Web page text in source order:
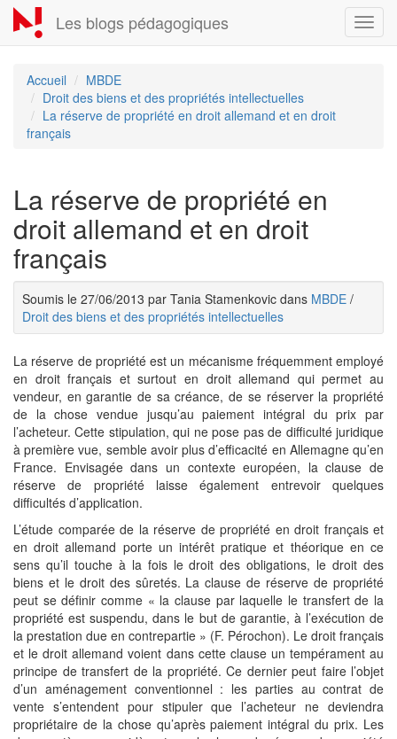
Aller
au
contenu
Les blogs pédagogiques
Accueil
MBDE
Droit des biens et des propriétés intellectuelles
La réserve de propriété en droit allemand et en droit
français
La réserve de propriété en
droit allemand et en droit
français
Soumis le 27/06/2013 par Tania Stamenkovic dans MBDE /
Droit des biens et des propriétés intellectuelles
La réserve de propriété est un mécanisme fréquemment employé
en droit français et surtout en droit allemand qui permet au
vendeur, en garantie de sa créance, de se réserver la propriété
de la chose vendue jusqu’au paiement intégral du prix par
l’acheteur. Cette stipulation, qui ne pose pas de difficulté juridique
à première vue, semble avoir plus d’efficacité en Allemagne qu’en
France. Envisagée dans un contexte européen, la clause de
réserve de propriété laisse également entrevoir quelques
difficultés d’application.
L’étude comparée de la réserve de propriété en droit français et
en droit allemand porte un intérêt pratique et théorique en ce
sens qu’il touche à la fois le droit des obligations, le droit des
biens et le droit des sûretés. La clause de réserve de propriété
peut se définir comme « la clause par laquelle le transfert de la
propriété est suspendu, dans le but de garantie, à l’exécution de
la prestation due en contrepartie » (F. Pérochon). Le droit français
et le droit allemand voient dans cette clause un tempérament au
principe de transfert de la propriété. Ce dernier peut faire l’objet
d’un aménagement conventionnel : les parties au contrat de
vente s’entendent pour stipuler que l’acheteur ne deviendra
propriétaire de la chose qu’après paiement intégral du prix. Les